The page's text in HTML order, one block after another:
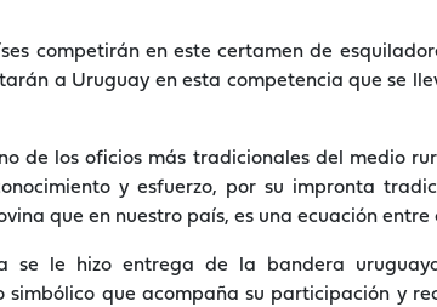
competirán en este certamen de
a Uruguay en esta competencia que se
de los oficios más tradicionales del medio
y esfuerzo, por su impronta
que en nuestro país, es una ecuación entre
se le hizo entrega de la bandera
simbólico que acompaña su participación y